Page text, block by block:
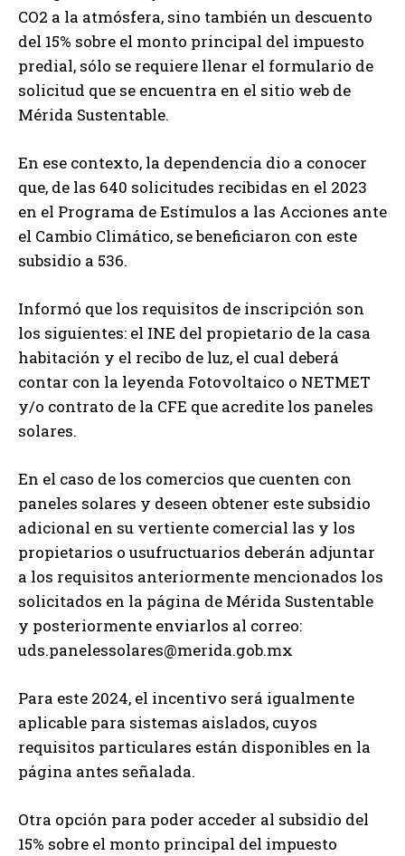
CO2 a la atmósfera, sino también un descuento
del 15% sobre el monto principal del impuesto
predial, sólo se requiere llenar el formulario de
solicitud que se encuentra en el sitio web de
Mérida Sustentable.
En ese contexto, la dependencia dio a conocer
que, de las 640 solicitudes recibidas en el 2023
en el Programa de Estímulos a las Acciones ante
el Cambio Climático, se beneficiaron con este
subsidio a 536.
Informó que los requisitos de inscripción son
los siguientes: el INE del propietario de la casa
habitación y el recibo de luz, el cual deberá
contar con la leyenda Fotovoltaico o NETMET
y/o contrato de la CFE que acredite los paneles
solares.
En el caso de los comercios que cuenten con
paneles solares y deseen obtener este subsidio
adicional en su vertiente comercial las y los
propietarios o usufructuarios deberán adjuntar
a los requisitos anteriormente mencionados los
solicitados en la página de Mérida Sustentable
y posteriormente enviarlos al correo:
uds.panelessolares@merida.gob.mx
Para este 2024, el incentivo será igualmente
aplicable para sistemas aislados, cuyos
requisitos particulares están disponibles en la
página antes señalada.
Otra opción para poder acceder al subsidio del
15% sobre el monto principal del impuesto